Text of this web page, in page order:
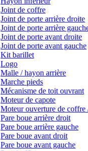
Joint de coffre
Joint de porte arrière droite
Joint de porte arrière
Joint de porte avant droite
Joint de porte avant gauche
Kit barillet
Logo
Malle / hayon arrière
Marche pieds
Mécanisme de toit ouvrant
Moteur de capote
Moteur ouverture de coffre
Pare boue arrière droit
Pare boue arrière gauche
Pare boue avant droit
Pare boue avant gauche